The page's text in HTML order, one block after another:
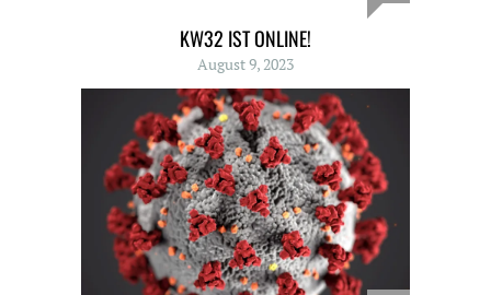
KW32 IST ONLINE!
August 9, 2023